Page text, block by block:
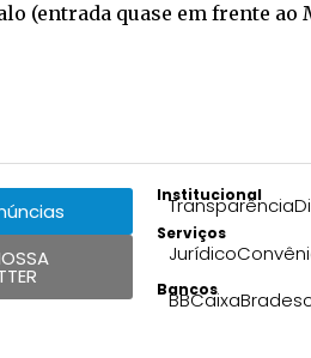
(entrada quase em frente ao
Institucional
Transparência
Serviços
Jurídico
Bancos
BBCaixa